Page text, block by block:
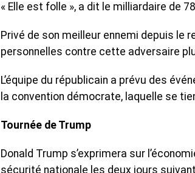
« Elle est folle », a dit le milliardaire de
Privé de son meilleur ennemi depuis le
personnelles contre cette adversaire
L’équipe du républicain a prévu des
la convention démocrate, laquelle se
Tournée de Trump
Donald Trump s’exprimera sur
sécurité nationale les deux jours